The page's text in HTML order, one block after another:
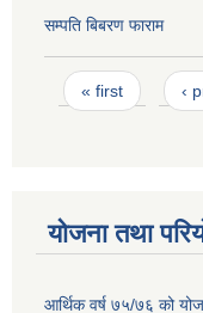
सम्पति बिबरण फाराम
Pages
« first ‹
योजना तथा
आर्थिक वर्ष ७५/७६ को